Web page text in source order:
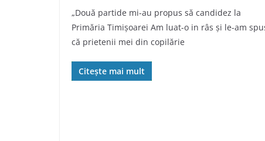
„Două partide mi-au propus să candidez la
Primăria Timișoarei Am luat-o in râs și le-am
că prietenii mei din copilărie
Citește mai mult